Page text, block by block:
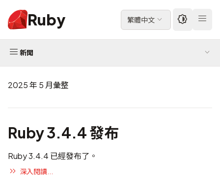
Ruby 繁體中文
新聞
2025 年 5 月彙整
Ruby 3.4.4 發布
Ruby 3.4.4 已經發布了。
深入閱讀...